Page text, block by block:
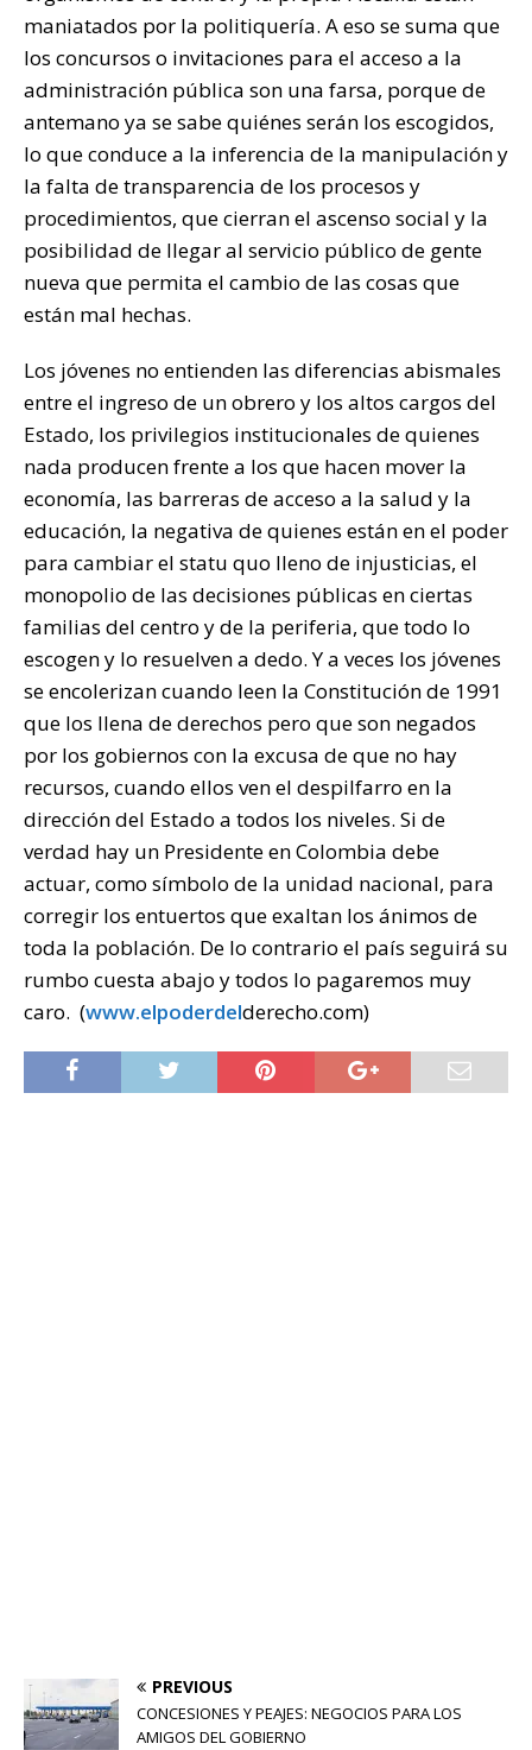
maniatados por la politiquería. A eso se suma que
los concursos o invitaciones para el acceso a la
administración pública son una farsa, porque de
antemano ya se sabe quiénes serán los escogidos,
lo que conduce a la inferencia de la manipulación y
la falta de transparencia de los procesos y
procedimientos, que cierran el ascenso social y la
posibilidad de llegar al servicio público de gente
nueva que permita el cambio de las cosas que
están mal hechas.
Los jóvenes no entienden las diferencias abismales
entre el ingreso de un obrero y los altos cargos del
Estado, los privilegios institucionales de quienes
nada producen frente a los que hacen mover la
economía, las barreras de acceso a la salud y la
educación, la negativa de quienes están en el poder
para cambiar el statu quo lleno de injusticias, el
monopolio de las decisiones públicas en ciertas
familias del centro y de la periferia, que todo lo
escogen y lo resuelven a dedo. Y a veces los jóvenes
se encolerizan cuando leen la Constitución de 1991
que los llena de derechos pero que son negados
por los gobiernos con la excusa de que no hay
recursos, cuando ellos ven el despilfarro en la
dirección del Estado a todos los niveles. Si de
verdad hay un Presidente en Colombia debe
actuar, como símbolo de la unidad nacional, para
corregir los entuertos que exaltan los ánimos de
toda la población. De lo contrario el país seguirá su
rumbo cuesta abajo y todos lo pagaremos muy
caro. (www.elpoderdelderecho.com)
PREVIOUS
CONCESIONES Y PEAJES: NEGOCIOS PARA LOS
AMIGOS DEL GOBIERNO